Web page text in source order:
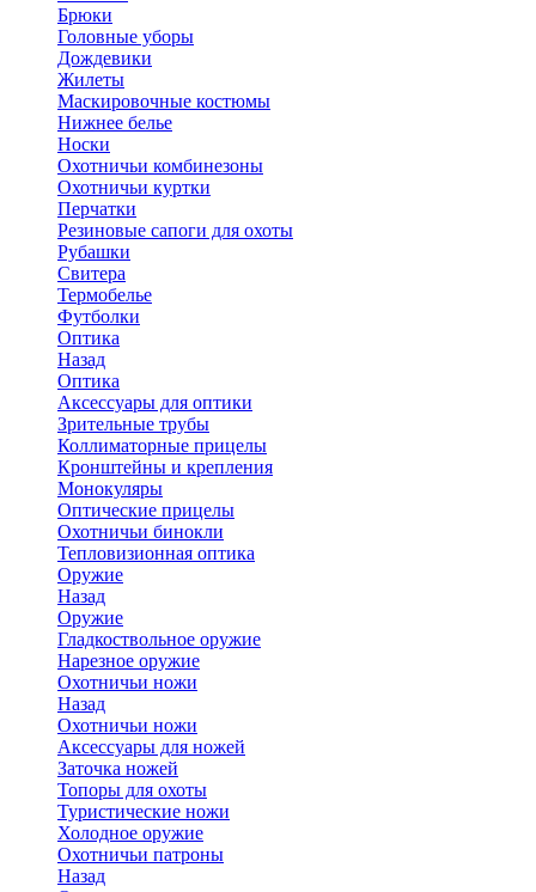
Брюки
Головные уборы
Дождевики
Жилеты
Маскировочные костюмы
Нижнее белье
Носки
Охотничьи комбинезоны
Охотничьи куртки
Перчатки
Резиновые сапоги для охоты
Рубашки
Свитера
Термобелье
Футболки
Оптика
Назад
Оптика
Аксессуары для оптики
Зрительные трубы
Коллиматорные прицелы
Кронштейны и крепления
Монокуляры
Оптические прицелы
Охотничьи бинокли
Тепловизионная оптика
Оружие
Назад
Оружие
Гладкоствольное оружие
Нарезное оружие
Охотничьи ножи
Назад
Охотничьи ножи
Аксессуары для ножей
Заточка ножей
Топоры для охоты
Туристические ножи
Холодное оружие
Охотничьи патроны
Назад